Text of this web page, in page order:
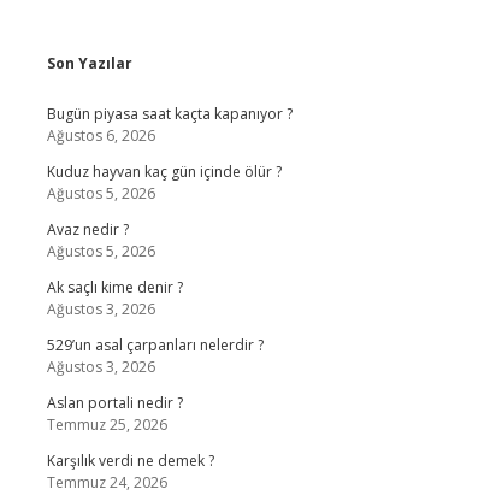
Sidebar
Son Yazılar
Bugün piyasa saat kaçta kapanıyor ?
Ağustos 6, 2026
Kuduz hayvan kaç gün içinde ölür ?
Ağustos 5, 2026
Avaz nedir ?
Ağustos 5, 2026
Ak saçlı kime denir ?
Ağustos 3, 2026
529’un asal çarpanları nelerdir ?
Ağustos 3, 2026
Aslan portali nedir ?
Temmuz 25, 2026
Karşılık verdi ne demek ?
Temmuz 24, 2026